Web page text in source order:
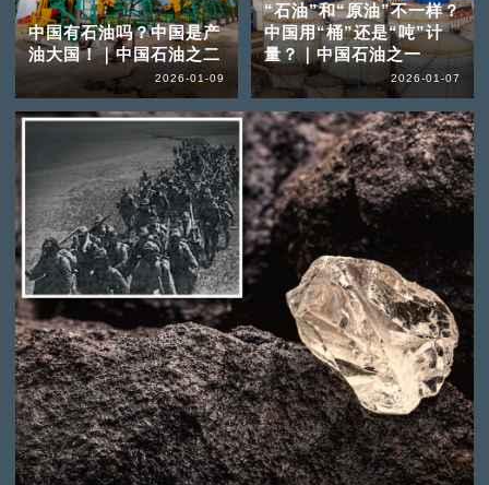
中国有石油吗？中国是产
油大国！｜中国石油之二
2026-01-09
“石油”和“原油”不一样？
中国用“桶”还是“吨”计
量？｜中国石油之一
2026-01-07